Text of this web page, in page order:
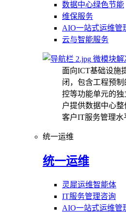
数据中心绿色节能
维保服务
AIO一站式运维管
云与智能服务
微模块解
面向ICT基础设施
闭，包含工程预
控等功能单元的
户提供数据中心
客户IT服务管理水
统一运维
统一运维
灵犀运维智能体
IT服务管理咨询
AIO一站式运维管